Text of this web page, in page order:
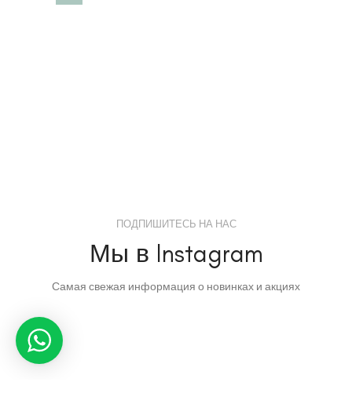
ПОДПИШИТЕСЬ НА НАС
Мы в Instagram
Самая свежая информация о новинках и акциях